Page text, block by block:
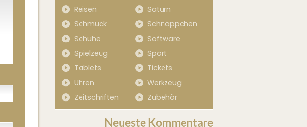
Reisen
Saturn
Schmuck
Schnäppchen
Schuhe
Software
Spielzeug
Sport
Tablets
Tickets
Uhren
Werkzeug
Zeitschriften
Zubehör
Neueste Kommentare